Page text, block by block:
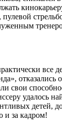
пулевой
все
отказались
свои
удалось
детей,
и за кадром!